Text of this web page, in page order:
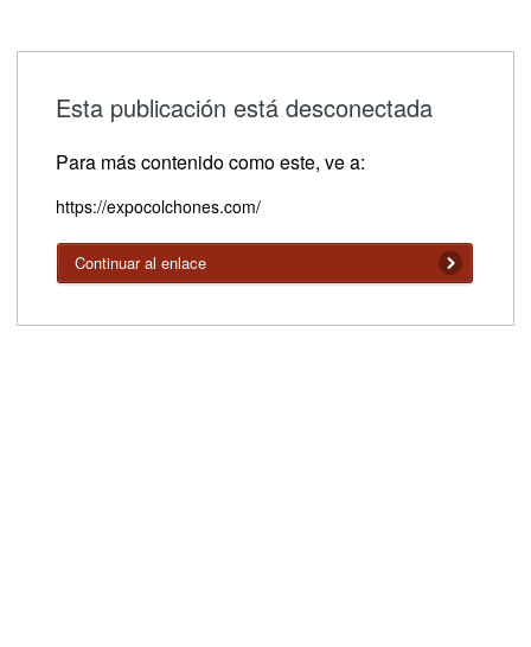
Esta publicación está desconectada
Para más contenido como este, ve a:
https://expocolchones.com/
Continuar al enlace